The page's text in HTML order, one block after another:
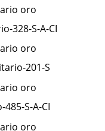
328-S-A-CI
201-S
S-A-CI